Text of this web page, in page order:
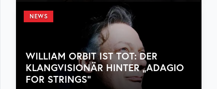
NEWS
WILLIAM ORBIT IST TOT: DER
KLANGVISIONÄR HINTER „ADAGIO
FOR STRINGS“